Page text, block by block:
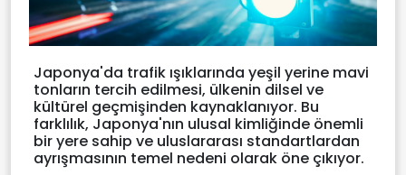
Japonya'da trafik ışıklarında yeşil yerine mavi
tonların tercih edilmesi, ülkenin dilsel ve
kültürel geçmişinden kaynaklanıyor. Bu
farklılık, Japonya'nın ulusal kimliğinde önemli
bir yere sahip ve uluslararası standartlardan
ayrışmasının temel nedeni olarak öne çıkıyor.